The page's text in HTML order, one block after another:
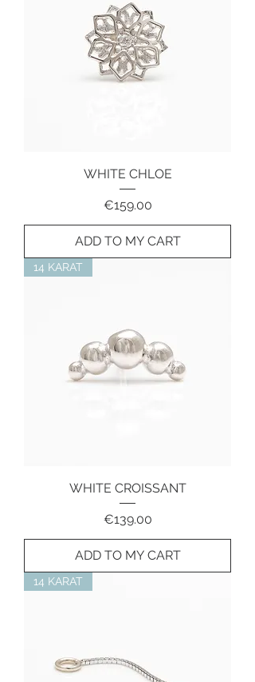
WHITE CHLOE
Price
€159.00
ADD TO MY CART
14 KARAT
WHITE CROISSANT
Price
€139.00
ADD TO MY CART
14 KARAT